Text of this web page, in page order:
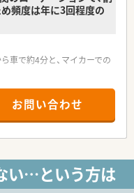
頻度は年に3回程度の
車で約4分と、マイカーでの
しており、常に3〜4名体制
。
、地域における薬局の模範
ます。
、そのノウハウを活かした安
お問い合わせ
い…という方は